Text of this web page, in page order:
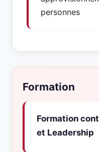
personnes
Formation
Formation
et Leadership